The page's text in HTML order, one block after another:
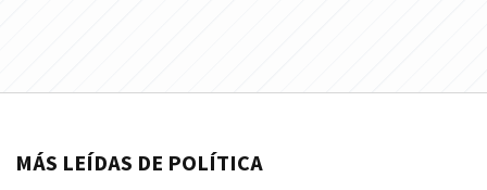
MÁS LEÍDAS DE POLÍTICA